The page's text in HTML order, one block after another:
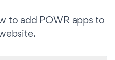
to add POWR apps to